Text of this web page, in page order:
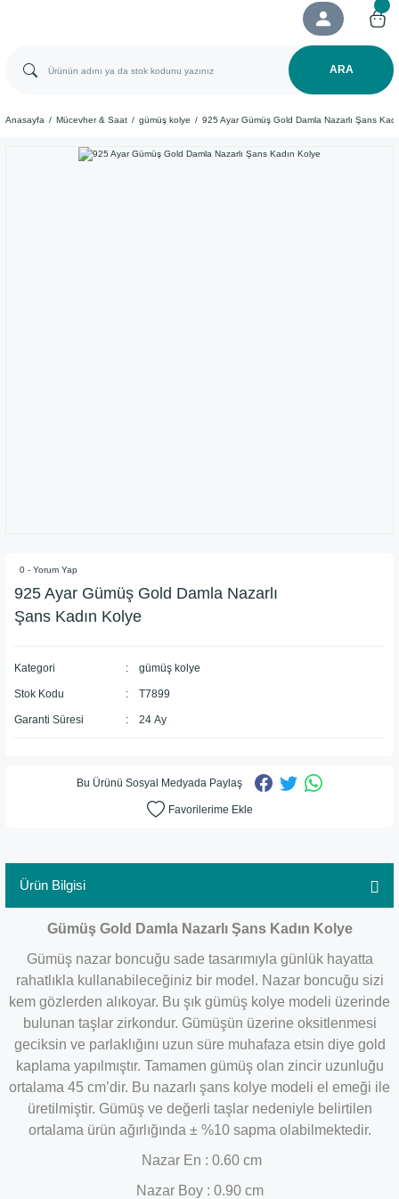
ARA
Anasayfa Mücevher & Saat gümüş kolye 925 Ayar Gümüş Gold Damla Nazarlı Şans
0 - Yorum Yap
925 Ayar Gümüş Gold Damla Nazarlı
Şans Kadın Kolye
Kategori gümüş kolye
Stok Kodu T7899
Garanti Süresi 24 Ay
Bu Ürünü Sosyal Medyada Paylaş
Ürün Bilgisi
Gümüş Gold Damla Nazarlı Şans Kadın Kolye
Gümüş nazar boncuğu sade tasarımıyla günlük hayatta
rahatlıkla kullanabileceğiniz bir model. Nazar boncuğu sizi
kem gözlerden alıkoyar. Bu şık gümüş kolye modeli üzerinde
bulunan taşlar zirkondur. Gümüşün üzerine oksitlenmesi
geciksin ve parlaklığını uzun süre muhafaza etsin diye gold
kaplama yapılmıştır. Tamamen gümüş olan zincir uzunluğu
ortalama 45 cm’dir. Bu nazarlı şans kolye modeli el emeği ile
üretilmiştir. Gümüş ve değerli taşlar nedeniyle belirtilen
ortalama ürün ağırlığında ± %10 sapma olabilmektedir.
Nazar En : 0.60 cm
Nazar Boy : 0.90 cm